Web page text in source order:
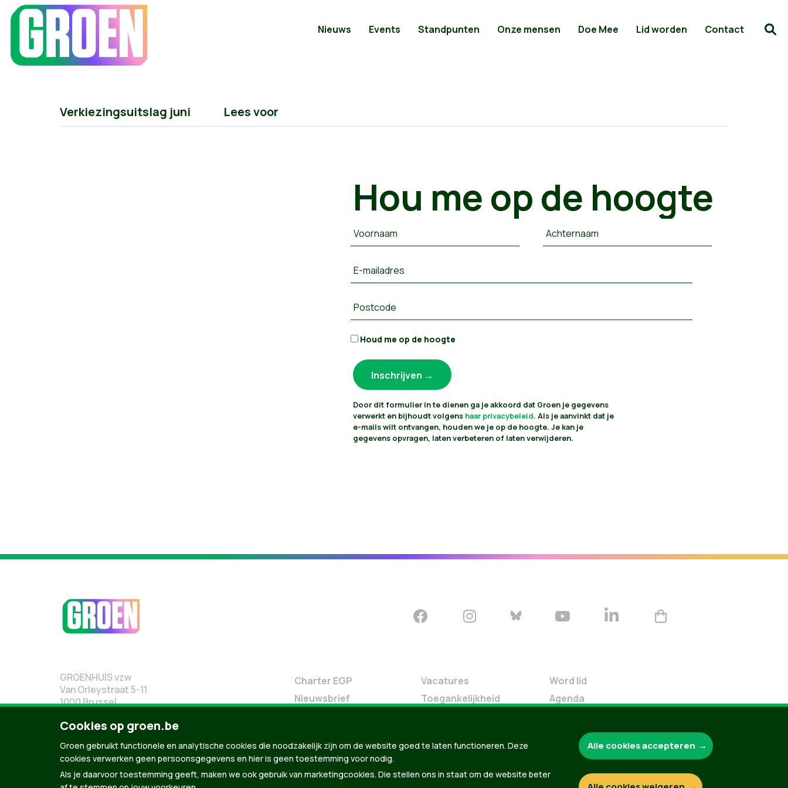
Nieuws Events Standpunten Onze mensen Doe Mee Lid worden Contact
Verkiezingsuitslag juni Lees voor
Hou me op de hoogte
Voornaam Achternaam
E-mailadres
Postcode
Houd me op de hoogte
Door dit formulier in te dienen ga je akkoord dat Groen je gegevens
verwerkt en bijhoudt volgens haar privacybeleid. Als je aanvinkt dat je
e-mails wilt ontvangen, houden we je op de hoogte. Je kan je
gegevens opvragen, laten verbeteren of laten verwijderen.
GROENHUIS vzw
Van Orleystraat 5-11
1000 Brussel
02 219 19 19
Charter EGP
Nieuwsbrief
Groen in je buurt
Meldpunt
Vacatures
Toegankelijkheid
Word lid
Agenda
Verleng je lidmaatschap
Programma oktober 2024
Cookies op groen.be
Groen gebruikt functionele en analytische cookies die noodzakelijk zijn om de website goed te laten functioneren. Deze
cookies verwerken geen persoonsgegevens en hier is geen toestemming voor nodig.
Als je daarvoor toestemming geeft, maken we ook gebruik van marketingcookies. Die stellen ons in staat om de website beter
Alle cookies accepteren